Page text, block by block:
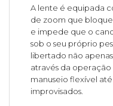
A lente é equipada
de zoom que
e impede que o
sob o seu próprio
libertado não
através da
manuseio flexível
improvisados.